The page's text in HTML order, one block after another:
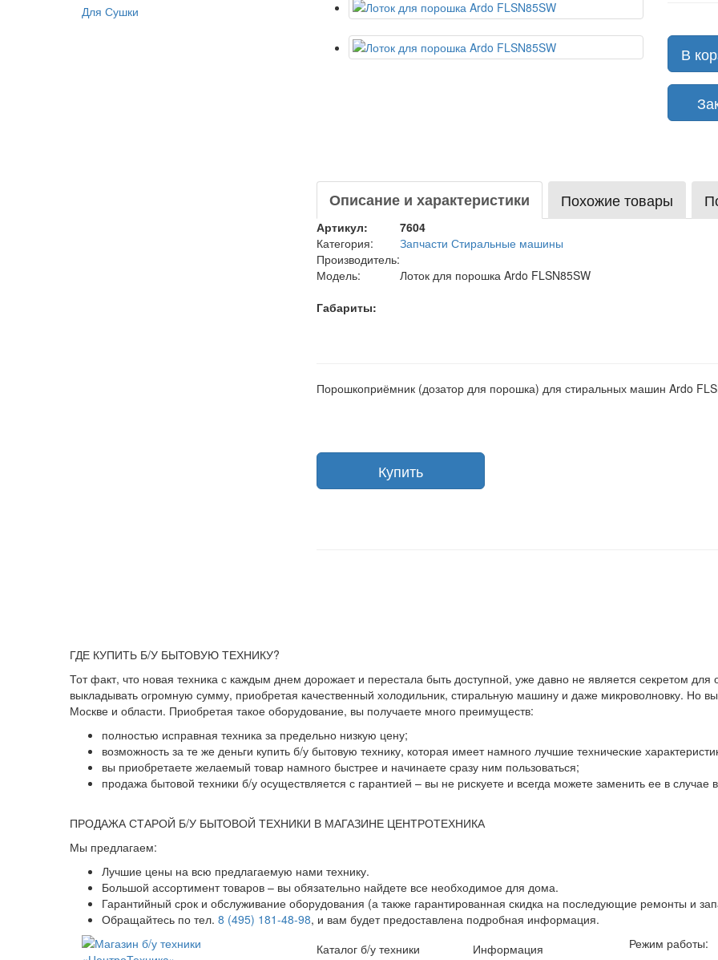
Для Сушки
В
Описание и характеристики Похожие товары
Артикул:
7604
Категория:
Запчасти Стиральные машины
Производитель:
Модель:
Лоток для порошка Ardo FLSN85SW
Габариты:
Порошкоприёмник (дозатор для порошка) для стиральных машин Ardo
ГДЕ КУПИТЬ Б/У БЫТОВУЮ ТЕХНИКУ?
Тот факт, что новая техника с каждым днем дорожает и перестала быть доступной, уже давно не является секретом для
выкладывать огромную сумму, приобретая качественный холодильник, стиральную машину и даже микроволновку. Но
Москве и области. Приобретая такое оборудование, вы получаете много преимуществ:
полностью исправная техника за предельно низкую цену;
возможность за те же деньги купить б/у бытовую технику, которая имеет намного лучшие технические
вы приобретаете желаемый товар намного быстрее и начинаете сразу ним пользоваться;
продажа бытовой техники б/у осуществляется с гарантией – вы не рискуете и всегда можете заменить ее в случае
ПРОДАЖА СТАРОЙ Б/У БЫТОВОЙ ТЕХНИКИ В МАГАЗИНЕ ЦЕНТРОТЕХНИКА
Мы предлагаем:
Лучшие цены на всю предлагаемую нами технику.
Большой ассортимент товаров – вы обязательно найдете все необходимое для дома.
Гарантийный срок и обслуживание оборудования (а также гарантированная скидка на последующие ремонты и
Обращайтесь по тел. 8 (495) 181-48-98, и вам будет предоставлена подробная информация.
Каталог б/у техники
Информация
Режим работы: